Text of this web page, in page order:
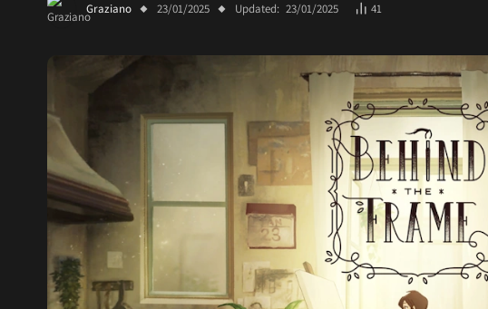
Graziano 23/01/2025 Updated: 23/01/2025 41